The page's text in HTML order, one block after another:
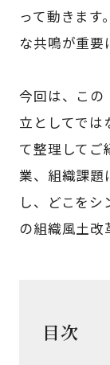
って動きます
な共鳴が重要
今回は、この
立としてでは
て整理してご
業、組織課題
し、どこを
の組織風土改
目次